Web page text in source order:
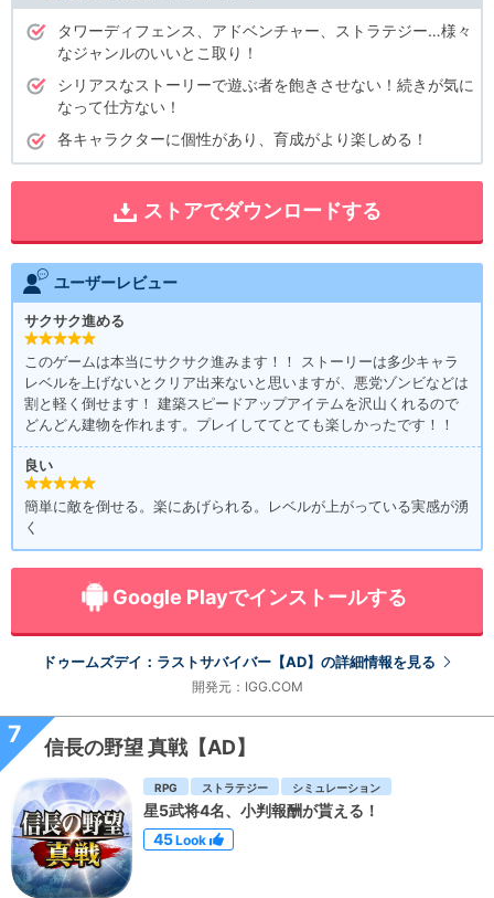
タワーディフェンス、アドベンチャー、ストラテジー…様々
なジャンルのいいとこ取り！
シリアスなストーリーで遊ぶ者を飽きさせない！続きが気に
なって仕方ない！
各キャラクターに個性があり、育成がより楽しめる！
ストアでダウンロードする
ユーザーレビュー
サクサク進める
このゲームは本当にサクサク進みます！！ ストーリーは多少キャラ
レベルを上げないとクリア出来ないと思いますが、悪党ゾンビなどは
割と軽く倒せます！ 建築スピードアップアイテムを沢山くれるので
どんどん建物を作れます。プレイしててとても楽しかったです！！
良い
簡単に敵を倒せる。楽にあげられる。レベルが上がっている実感が湧
く
Google Playでインストールする
ドゥームズデイ：ラストサバイバー【AD】の詳細情報を見る
開発元：IGG.COM
7 信長の野望 真戦【AD】
RPG ストラテジー シミュレーション
星5武将4名、小判報酬が貰える！
45Look